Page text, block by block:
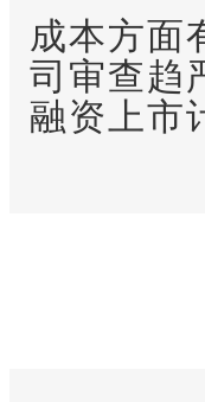
成本方面
司审查趋
融资上市